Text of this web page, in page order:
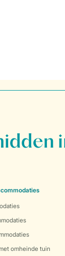
omheinde tuin